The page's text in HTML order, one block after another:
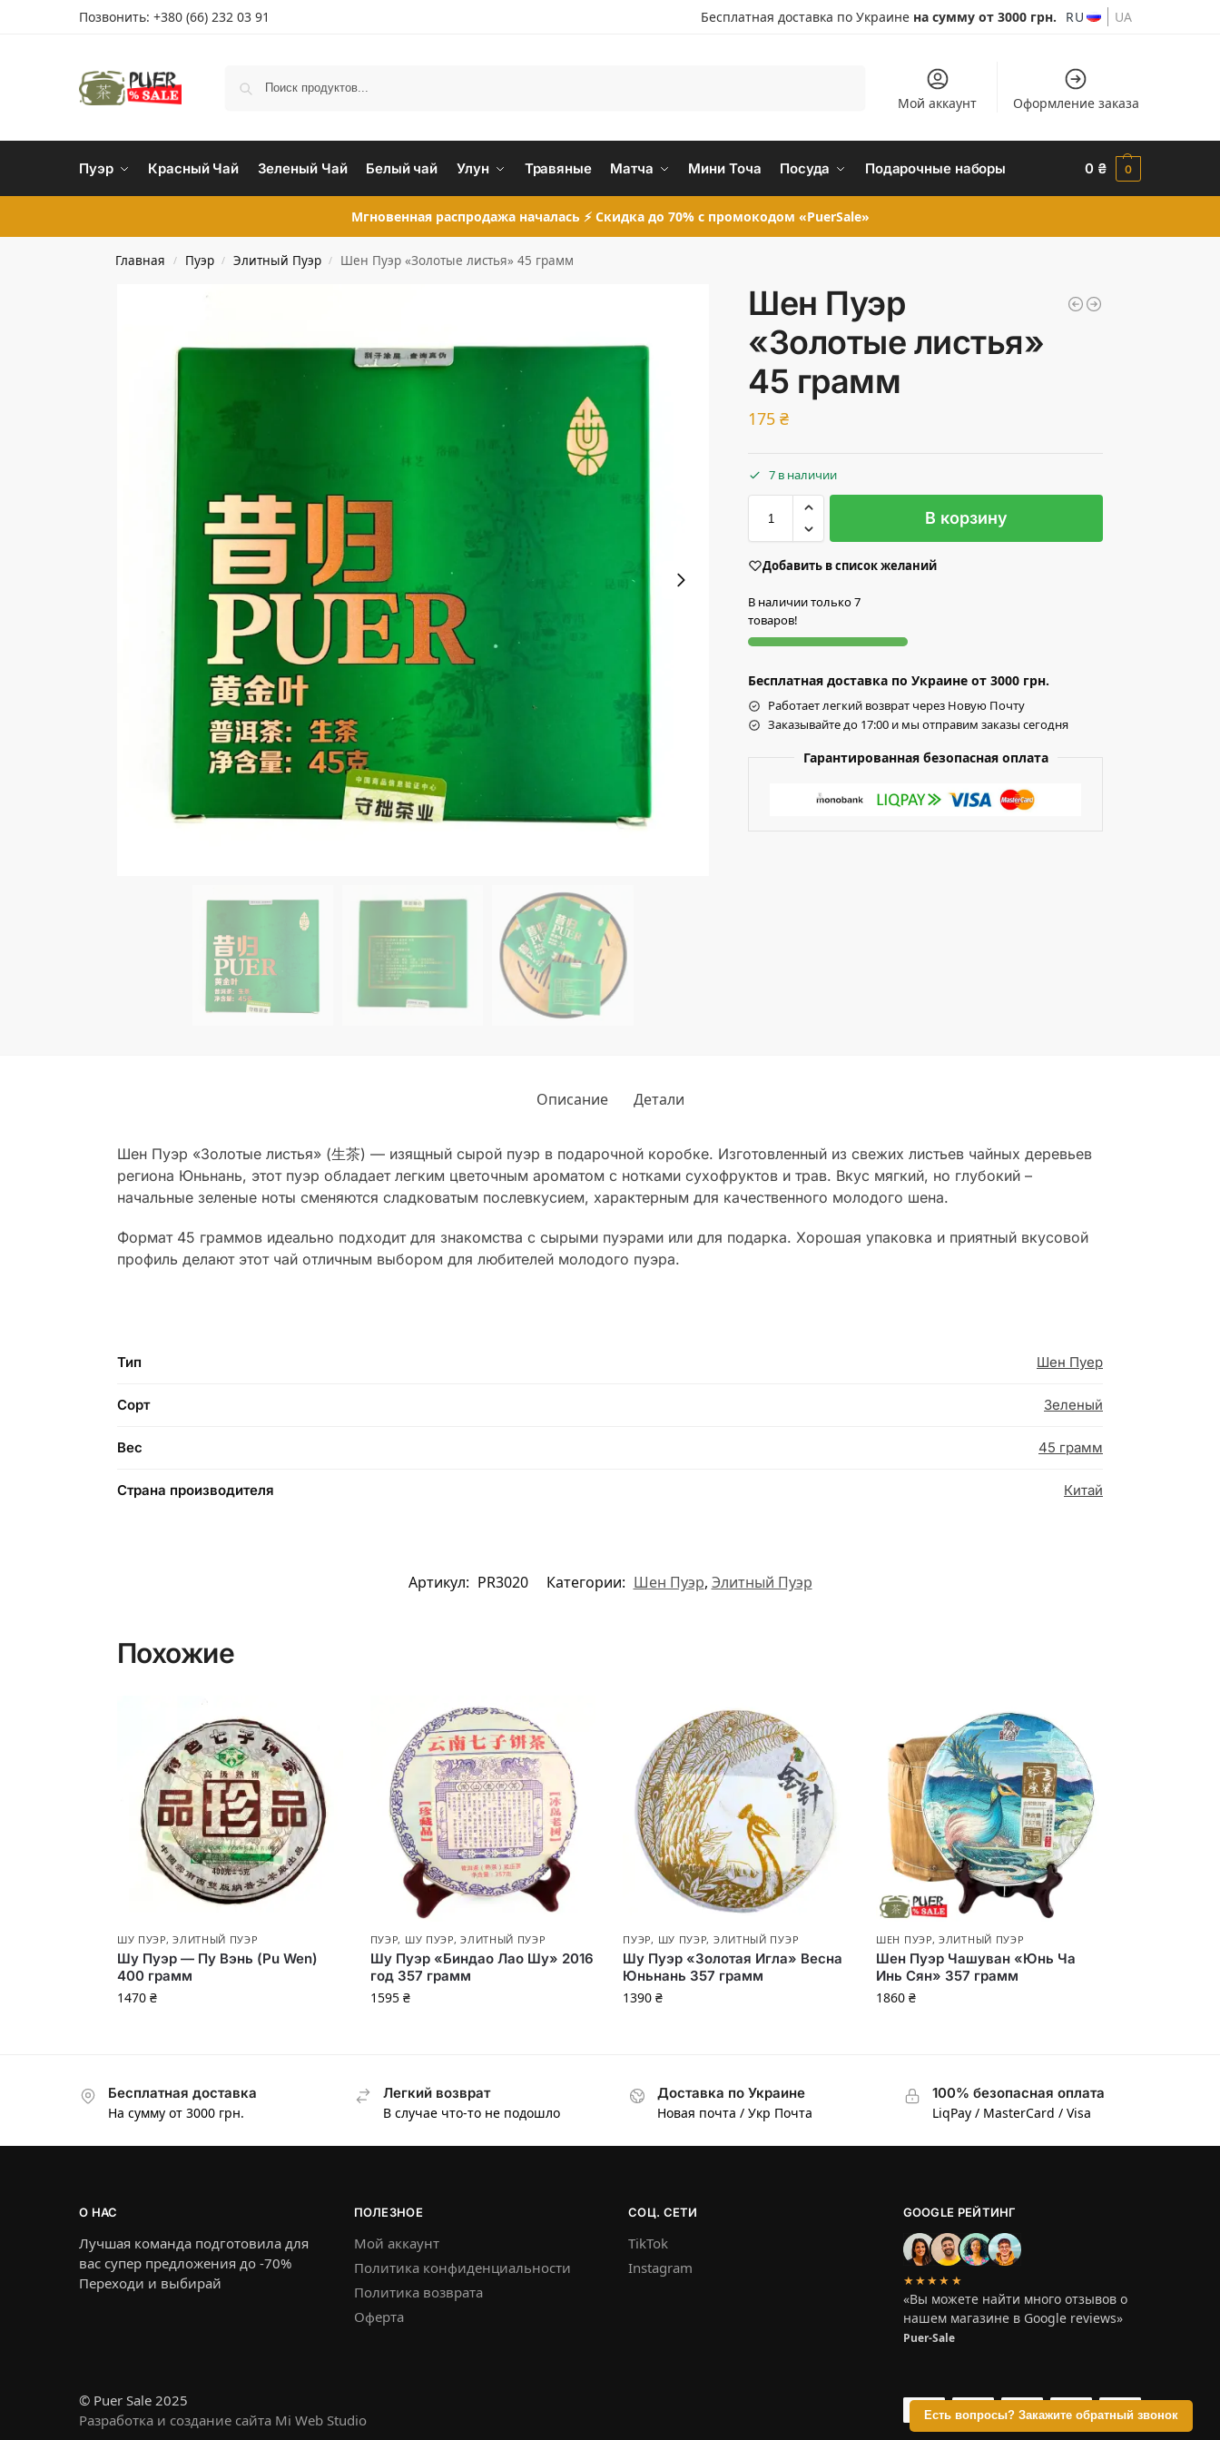
Позвонить: +380 (66) 232 03 91 Бесплатная доставка по Украине на сумму от 3000 грн. RU UA
Мой аккаунт Оформление заказа
Пуэр Красный Чай Зеленый Чай Белый чай Улун Травяные Матча Мини Точа Посуда Подарочные наборы 0 ₴ 0
Мгновенная распродажа началась ⚡ Скидка до 70% с промокодом «PuerSale»
Главная / Пуэр / Элитный Пуэр / Шен Пуэр «Золотые листья» 45 грамм
Шен Пуэр
«Золотые листья»
45 грамм
175₴
7 в наличии
В корзину
Добавить в список желаний
В наличии только 7
товаров!
Бесплатная доставка по Украине от 3000 грн.
Работает легкий возврат через Новую Почту
Заказывайте до 17:00 и мы отправим заказы сегодня
Гарантированная безопасная оплата
Есть вопросы? Закажите обратный звонок
Описание Детали
Шен Пуэр «Золотые листья» (生茶) — изящный сырой пуэр в подарочной коробке. Изготовленный из свежих листьев чайных деревьев
региона Юньнань, этот пуэр обладает легким цветочным ароматом с нотками сухофруктов и трав. Вкус мягкий, но глубокий –
начальные зеленые ноты сменяются сладковатым послевкусием, характерным для качественного молодого шена.
Формат 45 граммов идеально подходит для знакомства с сырыми пуэрами или для подарка. Хорошая упаковка и приятный вкусовой
профиль делают этот чай отличным выбором для любителей молодого пуэра.
Тип Шен Пуер
Сорт Зеленый
Вес 45 грамм
Страна производителя Китай
Артикул: PR3020 Категории: Шен Пуэр, Элитный Пуэр
Похожие
ШУ ПУЭР,ЭЛИТНЫЙ ПУЭР
Шу Пуэр — Пу Вэнь (Pu Wen)
400 грамм
1470 ₴
ПУЭР, ШУ ПУЭР,ЭЛИТНЫЙ ПУЭР
Шу Пуэр «Биндао Лао Шу» 2016
год 357 грамм
1595 ₴
ПУЭР, ШУ ПУЭР, ЭЛИТНЫЙ ПУЭР
Шу Пуэр «Золотая Игла» Весна
Юньнань 357 грамм
1390₴
ШЕН ПУЭР,ЭЛИТНЫЙ ПУЭР
Шен Пуэр Чашуван «Юнь Ча
Инь Сян» 357 грамм
1860₴
Бесплатная доставка
На сумму от 3000 грн.
Легкий возврат
В случае что-то не подошло
Доставка по Украине
Новая почта / Укр Почта
100% безопасная оплата
LiqPay / MasterCard / Visa
О НАС
Лучшая команда подготовила для
вас супер предложения до -70%
Переходи и выбирай
ПОЛЕЗНОЕ
Мой аккаунт
Политика конфиденциальности
Политика возврата
Оферта
СОЦ. СЕТИ
TikTok
Instagram
GOOGLE РЕЙТИНГ
★★★★★
«Вы можете найти много отзывов о
нашем магазине в Google reviews»
Puer-Sale
© Puer Sale 2025
Разработка и создание сайта Mi Web Studio